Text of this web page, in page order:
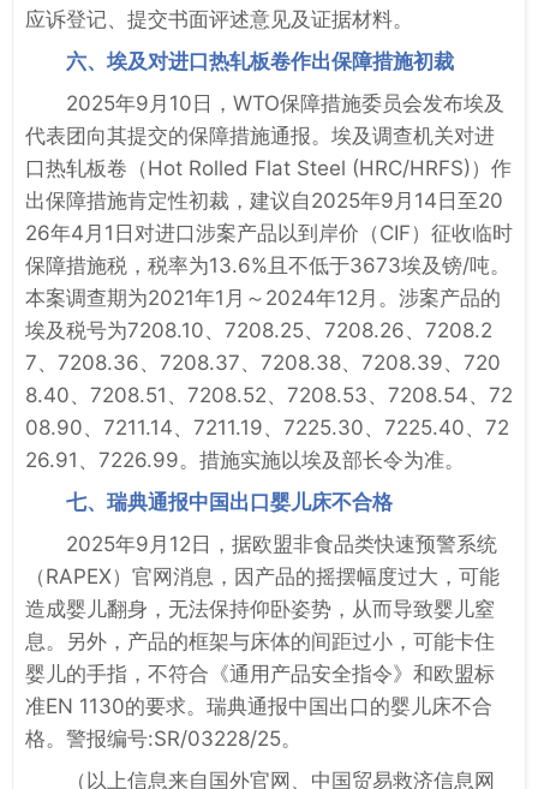
应诉登记、提交书面评述意见及证据材料。
六、埃及对进口热轧板卷作出保障措施初裁
2025年9月10日，WTO保障措施委员会发布埃及
代表团向其提交的保障措施通报。埃及调查机关对进
口热轧板卷（Hot Rolled Flat Steel (HRC/HRFS)）作
出保障措施肯定性初裁，建议自2025年9月14日至20
26年4月1日对进口涉案产品以到岸价（CIF）征收临时
保障措施税，税率为13.6%且不低于3673埃及镑/吨。
本案调查期为2021年1月～2024年12月。涉案产品的
埃及税号为7208.10、7208.25、7208.26、7208.2
7、7208.36、7208.37、7208.38、7208.39、720
8.40、7208.51、7208.52、7208.53、7208.54、72
08.90、7211.14、7211.19、7225.30、7225.40、72
26.91、7226.99。措施实施以埃及部长令为准。
七、瑞典通报中国出口婴儿床不合格
2025年9月12日，据欧盟非食品类快速预警系统
（RAPEX）官网消息，因产品的摇摆幅度过大，可能
造成婴儿翻身，无法保持仰卧姿势，从而导致婴儿窒
息。另外，产品的框架与床体的间距过小，可能卡住
婴儿的手指，不符合《通用产品安全指令》和欧盟标
准EN 1130的要求。瑞典通报中国出口的婴儿床不合
格。警报编号:SR/03228/25。
（以上信息来自国外官网、中国贸易救济信息网